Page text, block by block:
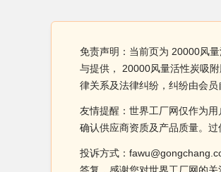
免责声明：当前页为 20000风
与提供， 20000风量活性炭吸
律关系及法律纠纷，纠纷由会员
友情提醒：世界工厂网仅作为
确认供应商资质及产品质量。
投诉方式：